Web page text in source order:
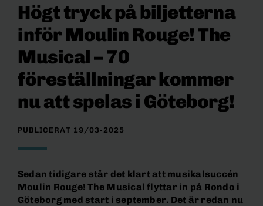
Högt tryck på biljetterna
inför Moulin Rouge! The
Musical – 70
föreställningar kommer
nu att spelas i Göteborg!
PUBLICERAT 19/03-2025
Sedan tidigare står det klart att musikalsuccén
Moulin Rouge! The Musical flyttar in på Rondo i
Göteborg med start i september. Det är redan nu